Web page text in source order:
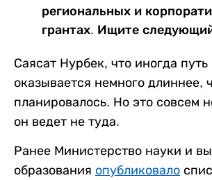
региональных и
грантах. Ищите
Саясат Нурбек, что иногда путь
оказывается немного длиннее,
планировалось. Но это совсем
он ведет не туда.
Ранее Министерство науки и
образования опубликовало